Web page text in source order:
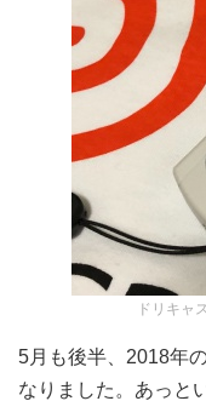
ドリキャ
5月も後半、2018年
なりました。あっと